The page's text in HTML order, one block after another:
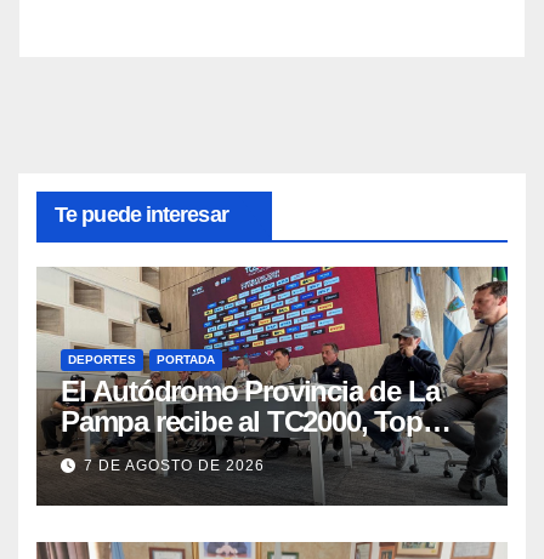
Te puede interesar
DEPORTES PORTADA
El Autódromo Provincia de La
Pampa recibe al TC2000, Top
Race y Fórmula Nacional este fin
de semana
7 DE AGOSTO DE 2026